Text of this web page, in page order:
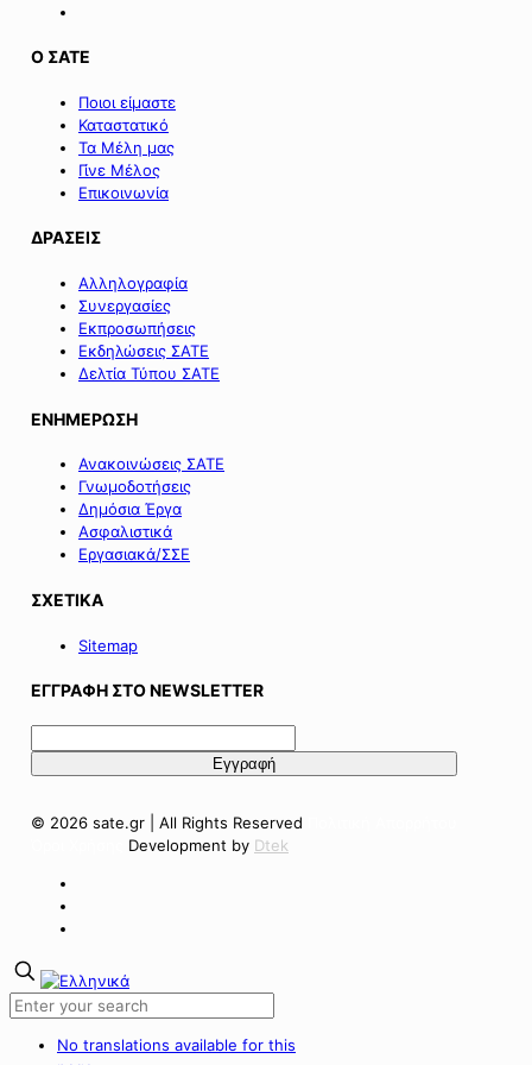
Ο ΣΑΤΕ
Ποιοι είμαστε
Καταστατικό
Τα Μέλη μας
Γίνε Μέλος
Επικοινωνία
ΔΡΑΣΕΙΣ
Αλληλογραφία
Συνεργασίες
Εκπροσωπήσεις
Εκδηλώσεις ΣΑΤΕ
Δελτία Τύπου ΣΑΤΕ
ΕΝΗΜΕΡΩΣΗ
Ανακοινώσεις ΣΑΤΕ
Γνωμοδοτήσεις
Δημόσια Έργα
Ασφαλιστικά
Εργασιακά/ΣΣΕ
ΣΧΕΤΙΚΑ
Sitemap
ΕΓΓΡΑΦΗ ΣΤΟ NEWSLETTER
© 2026 sate.gr | All Rights Reserved
Development by Dtek
No translations available for this